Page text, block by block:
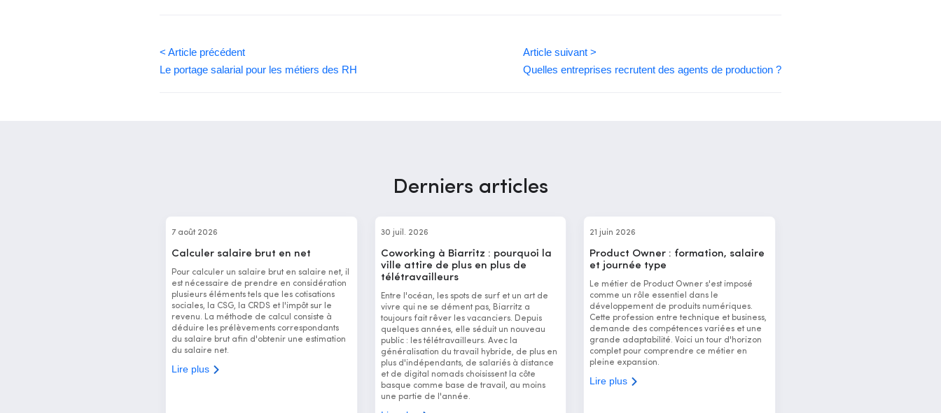
< Article précédent
Le portage salarial pour les métiers des RH
Article suivant >
Quelles entreprises recrutent des agents de production ?
Derniers articles
7 août 2026
Calculer salaire brut en net
Pour calculer un salaire brut en salaire net, il
est nécessaire de prendre en considération
plusieurs éléments tels que les cotisations
sociales, la CSG, la CRDS et l'impôt sur le
revenu. La méthode de calcul consiste à
déduire les prélèvements correspondants
du salaire brut afin d'obtenir une estimation
du salaire net.
Lire plus
30 juil. 2026
Coworking à Biarritz : pourquoi la
ville attire de plus en plus de
télétravailleurs
Entre l'océan, les spots de surf et un art de
vivre qui ne se dément pas, Biarritz a
toujours fait rêver les vacanciers. Depuis
quelques années, elle séduit un nouveau
public : les télétravailleurs. Avec la
généralisation du travail hybride, de plus en
plus d'indépendants, de salariés à distance
et de digital nomads choisissent la côte
basque comme base de travail, au moins
une partie de l'année.
21 juin 2026
Product Owner : formation, salaire
et journée type
Le métier de Product Owner s'est imposé
comme un rôle essentiel dans le
développement de produits numériques.
Cette profession entre technique et business,
demande des compétences variées et une
grande adaptabilité. Voici un tour d'horizon
complet pour comprendre ce métier en
pleine expansion.
Lire plus